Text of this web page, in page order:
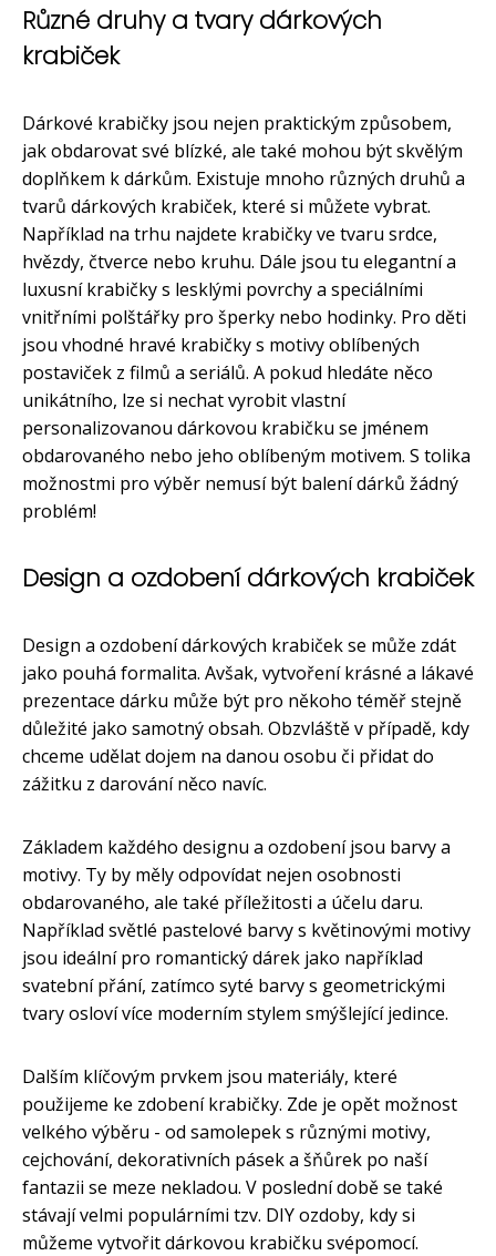
Různé druhy a tvary dárkových
krabiček
Dárkové krabičky jsou nejen praktickým způsobem,
jak obdarovat své blízké, ale také mohou být skvělým
doplňkem k dárkům. Existuje mnoho různých druhů a
tvarů dárkových krabiček, které si můžete vybrat.
Například na trhu najdete krabičky ve tvaru srdce,
hvězdy, čtverce nebo kruhu. Dále jsou tu elegantní a
luxusní krabičky s lesklými povrchy a speciálními
vnitřními polštářky pro šperky nebo hodinky. Pro děti
jsou vhodné hravé krabičky s motivy oblíbených
postaviček z filmů a seriálů. A pokud hledáte něco
unikátního, lze si nechat vyrobit vlastní
personalizovanou dárkovou krabičku se jménem
obdarovaného nebo jeho oblíbeným motivem. S tolika
možnostmi pro výběr nemusí být balení dárků žádný
problém!
Design a ozdobení dárkových krabiček
Design a ozdobení dárkových krabiček se může zdát
jako pouhá formalita. Avšak, vytvoření krásné a lákavé
prezentace dárku může být pro někoho téměř stejně
důležité jako samotný obsah. Obzvláště v případě, kdy
chceme udělat dojem na danou osobu či přidat do
zážitku z darování něco navíc.
Základem každého designu a ozdobení jsou barvy a
motivy. Ty by měly odpovídat nejen osobnosti
obdarovaného, ale také příležitosti a účelu daru.
Například světlé pastelové barvy s květinovými motivy
jsou ideální pro romantický dárek jako například
svatební přání, zatímco syté barvy s geometrickými
tvary osloví více moderním stylem smýšlející jedince.
Dalším klíčovým prvkem jsou materiály, které
použijeme ke zdobení krabičky. Zde je opět možnost
velkého výběru - od samolepek s různými motivy,
cejchování, dekorativních pásek a šňůrek po naší
fantazii se meze nekladou. V poslední době se také
stávají velmi populárními tzv. DIY ozdoby, kdy si
můžeme vytvořit dárkovou krabičku svépomocí.